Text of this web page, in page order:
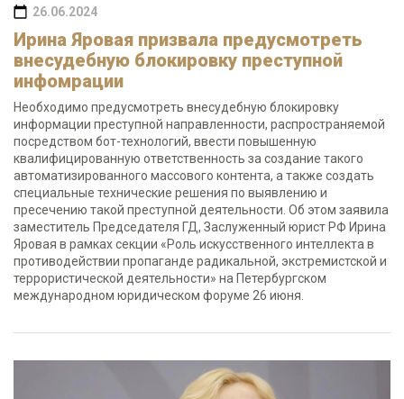
26.06.2024
Ирина Яровая призвала предусмотреть
внесудебную блокировку преступной
инфомрации
Необходимо предусмотреть внесудебную блокировку
информации преступной направленности, распространяемой
посредством бот-технологий, ввести повышенную
квалифицированную ответственность за создание такого
автоматизированного массового контента, а также создать
специальные технические решения по выявлению и
пресечению такой преступной деятельности. Об этом заявила
заместитель Председателя ГД, Заслуженный юрист РФ Ирина
Яровая в рамках секции «Роль искусственного интеллекта в
противодействии пропаганде радикальной, экстремистской и
террористической деятельности» на Петербургском
международном юридическом форуме 26 июня.